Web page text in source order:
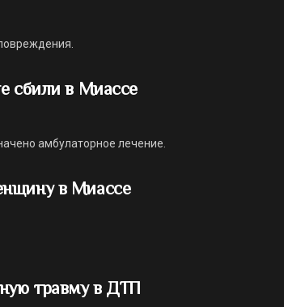
сбили в Миассе
амбулаторное лечение.
в Миассе
травму в ДТП